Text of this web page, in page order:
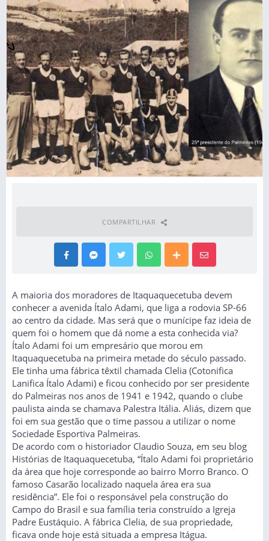
COMPARTILHAR
A maioria dos moradores de Itaquaquecetuba devem
conhecer a avenida Ítalo Adami, que liga a rodovia SP-66
ao centro da cidade. Mas será que o munícipe faz ideia de
quem foi o homem que dá nome a esta conhecida via?
Ítalo Adami foi um empresário que morou em
Itaquaquecetuba na primeira metade do século passado.
Ele tinha uma fábrica têxtil chamada Clelia (Cotonifica
Lanifica Ítalo Adami) e ficou conhecido por ser presidente
do Palmeiras nos anos de 1941 e 1942, quando o clube
paulista ainda se chamava Palestra Itália. Aliás, dizem que
foi em sua gestão que o time passou a utilizar o nome
Sociedade Esportiva Palmeiras.
De acordo com o historiador Claudio Souza, em seu blog
Histórias de Itaquaquecetuba, “Ítalo Adami foi proprietário
da área que hoje corresponde ao bairro Morro Branco. O
famoso Casarão localizado naquela área era sua
residência”. Ele foi o responsável pela construção do
Campo do Brasil e sua família teria construído a Igreja
Padre Eustáquio. A fábrica Clelia, de sua propriedade,
ficava onde hoje está situada a empresa Itágua.